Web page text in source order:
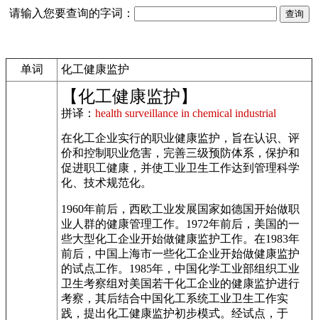
请输入您要查询的字词：
单词 化工健康监护
【化工健康监护】
拼译： health surveillance in chemical industrial
在化工企业实行的职业健康监护，旨在认识、评
价和控制职业危害，完善三级预防体系，保护和
促进职工健康，并使工业卫生工作达到管理科学
化、技术规范化。
1960年前后，西欧工业发展国家如德国开始做职
业人群的健康管理工作。1972年前后，美国的一
些大型化工企业开始做健康监护工作。在1983年
前后，中国上海市一些化工企业开始做健康监护
的试点工作。1985年，中国化学工业部组织工业
卫生考察组对美国若干化工企业的健康监护进行
考察，其后结合中国化工系统工业卫生工作实
践，提出化工健康监护初步模式。经试点，于